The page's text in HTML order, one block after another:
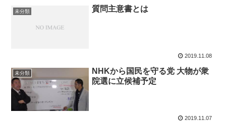
未分類 質問主意書とは
2019.11.08
未分類
NHKから国民を守る党 大物が衆
院選に立候補予定
2019.11.07